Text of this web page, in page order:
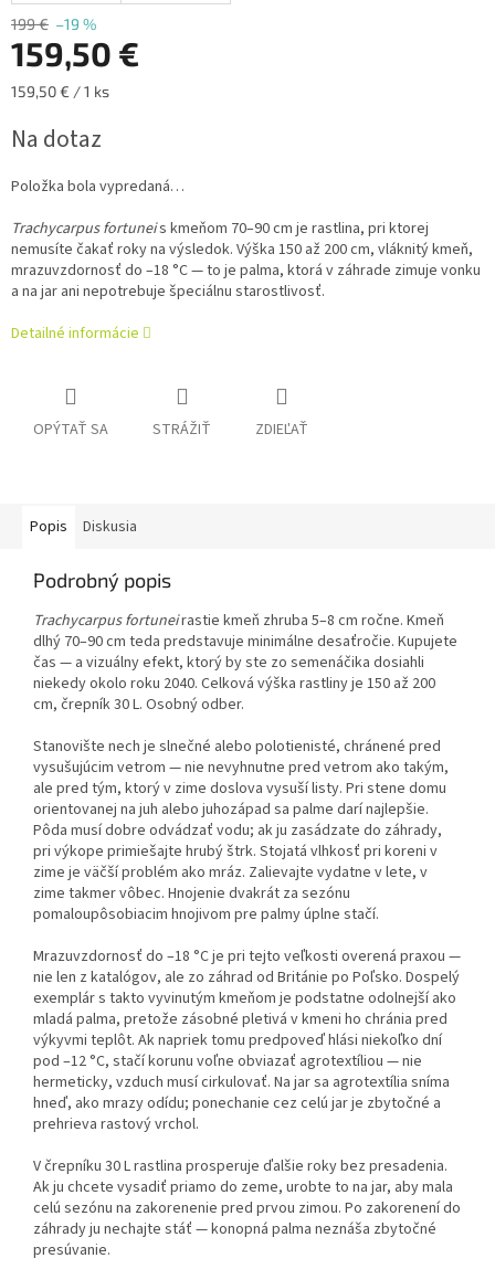
199 € –19 %
159,50 €
Jednotková
159,50 € / 1 ks
Na dotaz
Položka bola vypredaná…
Trachycarpus fortuneis kmeňom 70–90 cm je rastlina, pri ktorej
nemusíte čakať roky na výsledok. Výška 150 až 200 cm, vláknitý kmeň,
mrazuvzdornosť do –18 °C — to je palma, ktorá v záhrade zimuje vonku
a na jar ani nepotrebuje špeciálnu starostlivosť.
Detailné informácie
OPÝTAŤ SA STRÁŽIŤ ZDIEĽAŤ
Popis Diskusia
Podrobný popis
Trachycarpus fortuneirastie kmeň zhruba 5–8 cm ročne. Kmeň
dlhý 70–90 cm teda predstavuje minimálne desaťročie. Kupujete
čas — a vizuálny efekt, ktorý by ste zo semenáčika dosiahli
niekedy okolo roku 2040. Celková výška rastliny je 150 až 200
cm, črepník 30 L. Osobný odber.
Stanovište nech je slnečné alebo polotienisté, chránené pred
vysušujúcim vetrom — nie nevyhnutne pred vetrom ako takým,
ale pred tým, ktorý v zime doslova vysuší listy. Pri stene domu
orientovanej na juh alebo juhozápad sa palme darí najlepšie.
Pôda musí dobre odvádzať vodu; ak ju zasádzate do záhrady,
pri výkope primiešajte hrubý štrk. Stojatá vlhkosť pri koreni v
zime je väčší problém ako mráz. Zalievajte vydatne v lete, v
zime takmer vôbec. Hnojenie dvakrát za sezónu
pomaloupôsobiacim hnojivom pre palmy úplne stačí.
Mrazuvzdornosť do –18 °C je pri tejto veľkosti overená praxou —
nie len z katalógov, ale zo záhrad od Británie po Poľsko. Dospelý
exemplár s takto vyvinutým kmeňom je podstatne odolnejší ako
mladá palma, pretože zásobné pletivá v kmeni ho chránia pred
výkyvmi teplôt. Ak napriek tomu predpoveď hlási niekoľko dní
pod –12 °C, stačí korunu voľne obviazať agrotextíliou — nie
hermeticky, vzduch musí cirkulovať. Na jar sa agrotextília sníma
hneď, ako mrazy odídu; ponechanie cez celú jar je zbytočné a
prehrieva rastový vrchol.
V črepníku 30 L rastlina prosperuje ďalšie roky bez presadenia.
Ak ju chcete vysadiť priamo do zeme, urobte to na jar, aby mala
celú sezónu na zakorenenie pred prvou zimou. Po zakorenení do
záhrady ju nechajte stáť — konopná palma neznáša zbytočné
presúvanie.